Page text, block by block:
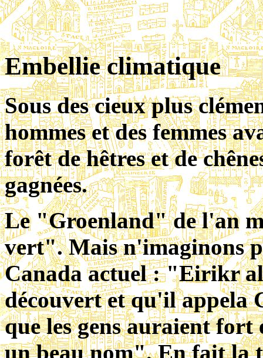
Embellie climatique
Sous des cieux plus
hommes et des femmes
forêt de hêtres et de
gagnées.
Le "Groenland" de l'an
vert". Mais n'imaginons
Canada actuel : "Eirikr
découvert et qu'il appela
que les gens auraient
un beau nom". En fait la